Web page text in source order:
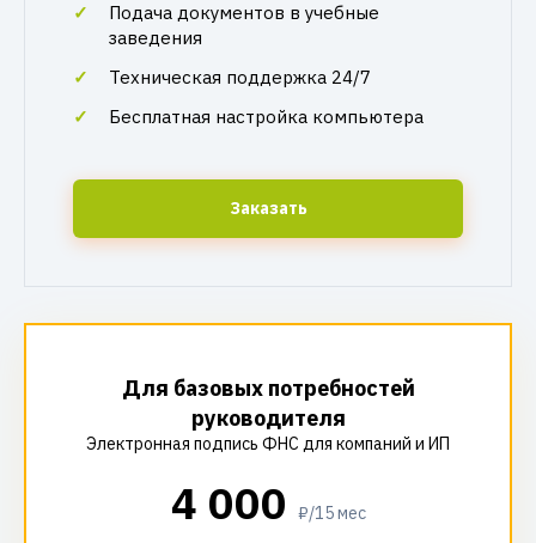
Подача документов в учебные
заведения
Техническая поддержка 24/7
Бесплатная настройка компьютера
Заказать
Для базовых потребностей
руководителя
Электронная подпись ФНС для компаний и ИП
4 000 ₽/15 мес